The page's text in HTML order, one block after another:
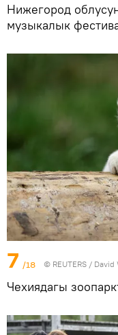
Нижегород
музыкалык
7 /18 © REUTERS / David
Чехиядагы